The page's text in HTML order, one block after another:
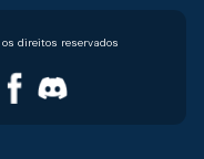
direitos reservados